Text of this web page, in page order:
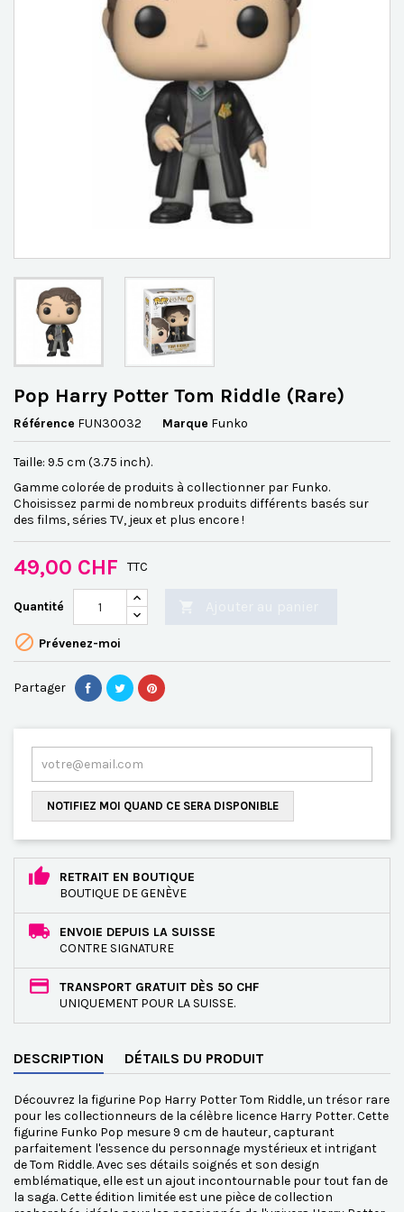
Pop Harry Potter Tom Riddle (Rare)
Référence FUN30032 Marque Funko
Taille: 9.5 cm (3.75 inch).
Gamme colorée de produits à collectionner par Funko.
Choisissez parmi de nombreux produits différents basés sur
des films, séries TV, jeux et plus encore !
49,00 CHF TTC
Quantité
 Prévenez-moi
Partager
NOTIFIEZ MOI QUAND CE SERA DISPONIBLE
RETRAIT EN BOUTIQUE
BOUTIQUE DE GENÈVE
ENVOIE DEPUIS LA SUISSE
CONTRE SIGNATURE
TRANSPORT GRATUIT DÈS 50 CHF
UNIQUEMENT POUR LA SUISSE.
DESCRIPTION DÉTAILS DU PRODUIT
Découvrez la figurine Pop Harry Potter Tom Riddle, un trésor rare
pour les collectionneurs de la célèbre licence Harry Potter. Cette
figurine Funko Pop mesure 9 cm de hauteur, capturant
parfaitement l'essence du personnage mystérieux et intrigant
de Tom Riddle. Avec ses détails soignés et son design
emblématique, elle est un ajout incontournable pour tout fan de
la saga. Cette édition limitée est une pièce de collection